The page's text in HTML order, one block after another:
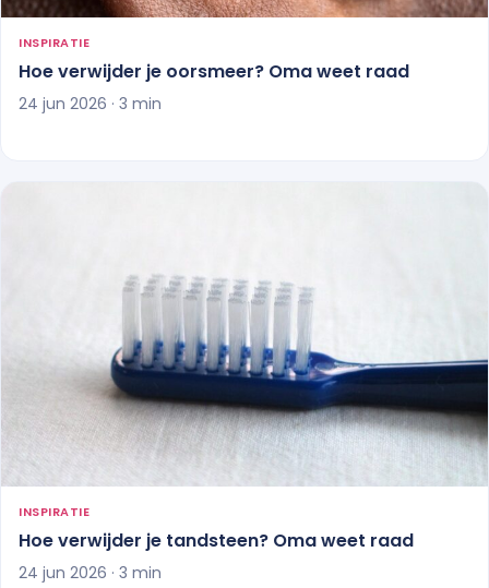
INSPIRATIE
Hoe verwijder je oorsmeer? Oma weet raad
24 jun 2026 · 3 min
INSPIRATIE
Hoe verwijder je tandsteen? Oma weet raad
24 jun 2026 · 3 min